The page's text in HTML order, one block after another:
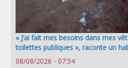
« J’ai fait mes besoins dans mes
toilettes publiques », raconte un
08/08/2026 - 07:54